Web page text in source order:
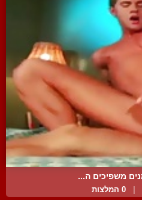
משפיכים ה...
| 0 המלצות